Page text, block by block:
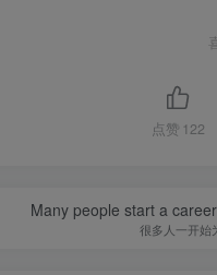
点赞 122
Many people start a
很多人一开始